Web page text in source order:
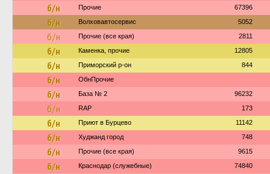
б/н Прочие 67396
б/н Волховавтосервис 5052
б/н Прочие (все края) 2811
б/н Каменка, прочие 12805
б/н Приморский р-он 844
б/н ОбнПрочие
б/н База № 2 96232
б/н RAP 173
б/н Приют в Бурцево 11142
б/н Худжанд город 748
б/н Прочие (все края) 9615
б/н Краснодар (служебные) 74840